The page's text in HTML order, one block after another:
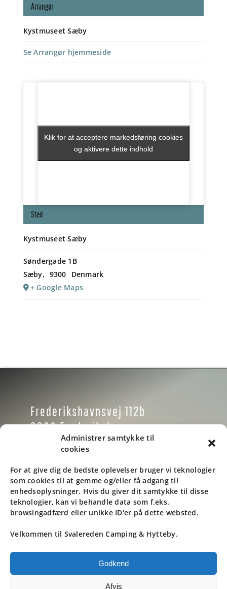
Administrer samtykke til
cookies
For at give dig de bedste oplevelser bruger vi teknologier
som cookies til at gemme og/eller få adgang til
enhedsoplysninger. Hvis du giver dit samtykke til disse
teknologier, kan vi behandle data som f.eks.
browsingadfærd eller unikke ID'er på dette websted.
Velkommen til Svalereden Camping & Hytteby.
Godkend
Afvis
Arrangør
Kystmuseet Sæby
Se Arrangør hjemmeside
Sted
Kystmuseet Sæby
Søndergade 1B
Sæby, 9300
Denmark
+ Google Maps
Klik for at acceptere markedsføring cookies
og aktivere dette indhold
Klik for at acceptere markedsføring cookies
og aktivere dette indhold
Frederikshavnsvej 112b
9900 Frederikshavn
Danmark
Tlf: +45 9846 1937
Email: info@svaleredencamping.dk
© ALL RIGHTS RESERVED. • SVALEREDEN
STRAND CAMPING • DESIGN BYBLACK CAT
STUDIO